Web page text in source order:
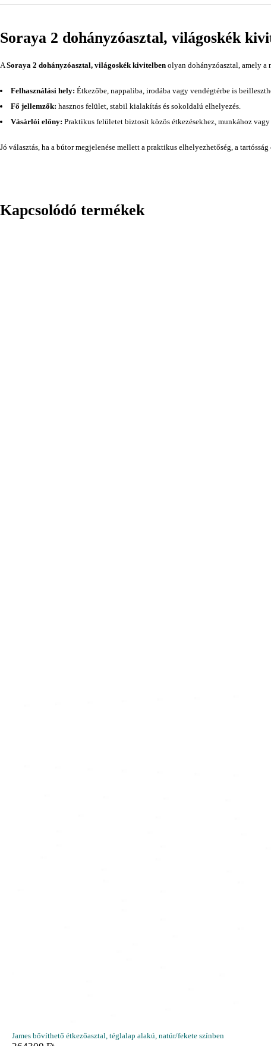
Soraya 2 dohányzóasztal, világoskék
ASoraya 2 dohányzóasztal, világoskék kivitelben olyan dohányzóasztal, amely a
Felhasználási hely: Étkezőbe, nappaliba, irodába vagy vendégtérbe is
Fő jellemzők: hasznos felület, stabil kialakítás és sokoldalú elhelyezés.
Vásárlói előny: Praktikus felületet biztosít közös étkezésekhez, munkához
Jó választás, ha a bútor megjelenése mellett a praktikus elhelyezhetőség, a
Kapcsolódó termékek
James bővíthető étkezőasztal, téglalap alakú, natúr/fekete színben